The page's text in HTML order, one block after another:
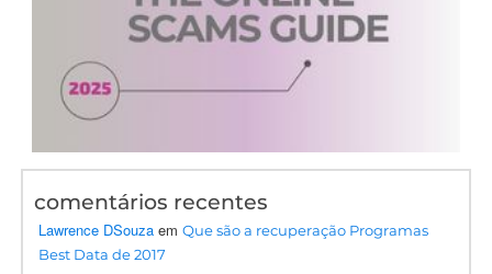
comentários recentes
Lawrence DSouza emQue são a recuperação Programas
Best Data de 2017